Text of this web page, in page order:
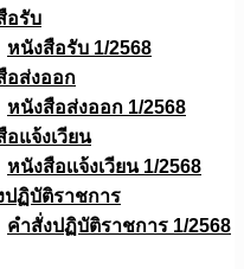
อรับ
หนังสือรับ 1/2568
อส่งออก
หนังสือส่งออก 1/2568
อแจ้งเวียน
หนังสือเเจ้งเวียน 1/2568
ปฏิบัติราชการ
คำสั่งปฏิบัติราชการ 1/2568